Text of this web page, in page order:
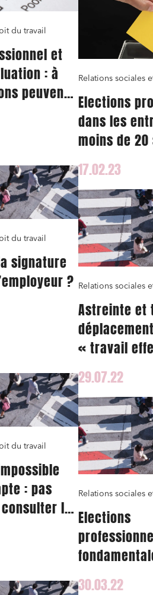
du travail
et
: à
peuvent-
Relations sociales
Elections
dans les
moins de
précisions
du travail
signature
?
17.02.23
Relations sociales
Astreinte et
« travail
lumière du
du travail
: pas
le
29.07.22
Relations sociales
Elections
blanc ou nul
30.03.22
et contrats
sociale
numérique
données et
et collectivités
Banque
et Fusions-